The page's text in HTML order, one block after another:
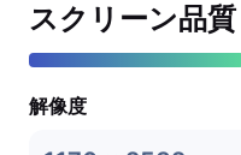
スクリーン品質
解像度